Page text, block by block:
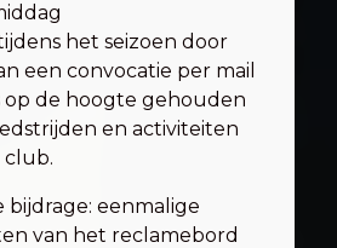
het seizoen door
een convocatie per mail
op de hoogte gehouden
en activiteiten
club.
bijdrage: eenmalige
van het reclamebord